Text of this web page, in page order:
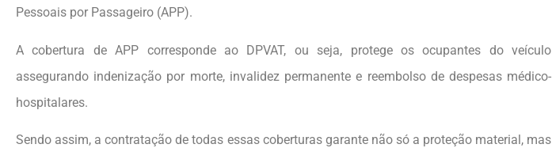
Pessoais por Passageiro (APP).
A cobertura de APP corresponde ao DPVAT, ou seja, protege os ocupantes do veículo
assegurando indenização por morte, invalidez permanente e reembolso de despesas médico-
hospitalares.
Sendo assim, a contratação de todas essas coberturas garante não só a proteção material, mas